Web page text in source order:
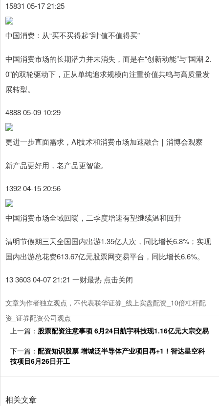
15831 05-17 21:25
中国消费：从“买不买得起”到“值不值得买”
中国消费市场的长期潜力并未消失，而是在“创新动能”与“国潮 2.
0"的双轮驱动下，正从单纯追求规模向注重价值共鸣与高质量发
展转型。
4888 05-09 10:29
更进一步直面需求，AI技术和消费市场加速融合｜消博会观察
新产品更好用，老产品更智能。
1392 04-15 20:56
中国消费市场全域回暖，二季度增速有望继续温和回升
清明节假期三天全国国内出游1.35亿人次，同比增长6.8%；实现
国内出游总花费613.67亿元股票网交易平台，同比增长6.6%。
13 3603 04-07 21:21 一财最热 点击关闭
文章为作者独立观点，不代表联华证券_线上实盘配资_10倍杠杆配
资_证券配资公司观点
上一篇： 股票配资注意事项 6月24日航宇科技现1.16亿元大宗交易
下一篇： 配资知识股票 增城泛半导体产业项目再+1！智达星空科
技项目6月26日开工
相关文章